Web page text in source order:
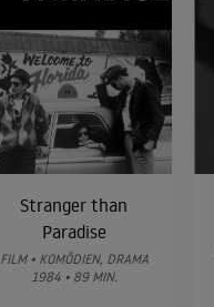
Stranger than
Paradise
FILM • KOMÖDIEN, DRAMA
1984 • 89 MIN.